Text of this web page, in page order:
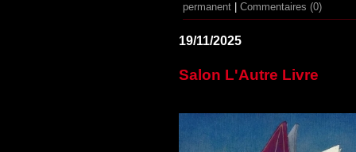
permanent
Commentaires (0)
19/11/2025
Salon L'Autre Livre